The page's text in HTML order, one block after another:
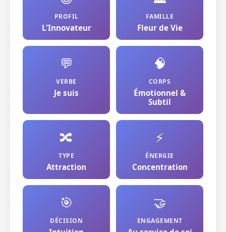
PROFIL
L'Innovateur
FAMILLE
Fleur de Vie
💬
VERBE
Je suis
🧠
CORPS
Émotionnel &
Subtil
🔀
TYPE
Attraction
⚡
ÉNERGIE
Concentration
🎯
DÉCISION
🤝
ENGAGEMENT